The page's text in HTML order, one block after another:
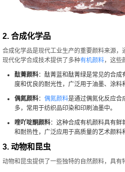
2. 合成化学品
合成化学品是现代工业生产的重要颜料来源，
现代化学合成技术提供了多种有机颜料，这些
酞菁颜料：酞菁蓝和酞菁绿是常见的合
度和优良的耐光性，广泛用于油墨、涂料
偶氮颜料： 偶氮颜料是通过偶氮化反应合
多，常用于纺织品印染和印刷油墨中。
喹吖啶酮颜料：这种合成有机颜料具有
和耐热性，广泛应用于高质量的艺术颜料
3. 动物和昆虫
动物和昆虫提供了一些独特的自然颜料，具有